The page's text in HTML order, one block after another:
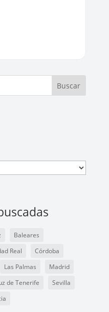
Buscar
Baleares
Real
Córdoba
Las Palmas
Madrid
de Tenerife
Sevilla